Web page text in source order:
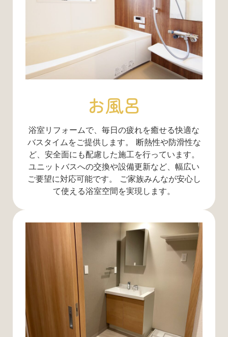
お風呂
浴室リフォームで、毎日の疲れを癒せる快適な
バスタイムをご提供します。 断熱性や防滑性な
ど、安全面にも配慮した施工を行っています。
ユニットバスへの交換や設備更新など、幅広い
ご要望に対応可能です。 ご家族みんなが安心し
て使える浴室空間を実現します。